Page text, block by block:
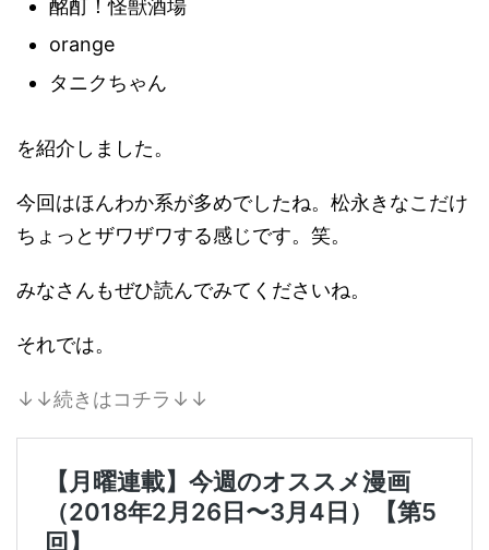
酩酊！怪獣酒場
orange
タニクちゃん
を紹介しました。
今回はほんわか系が多めでしたね。松永きなこだけ
ちょっとザワザワする感じです。笑。
みなさんもぜひ読んでみてくださいね。
それでは。
↓↓続きはコチラ↓↓